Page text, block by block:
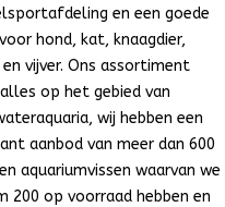
en een goede
hond, kat, knaagdier,
vijver. Ons assortiment
op het gebied van
wij hebben een
aanbod van meer dan 600
aquariumvissen waarvan we
200 op voorraad hebben en